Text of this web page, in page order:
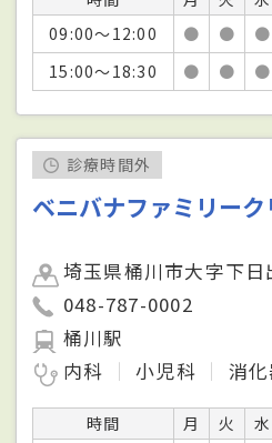
09:00～12:00
● ● ●
15:00～18:30
● ● ●
診療時間外
ベニバナファミリーク
埼玉県桶川市大字下
048-787-0002
桶川駅
内科
小児科 消
時間 月 火 水